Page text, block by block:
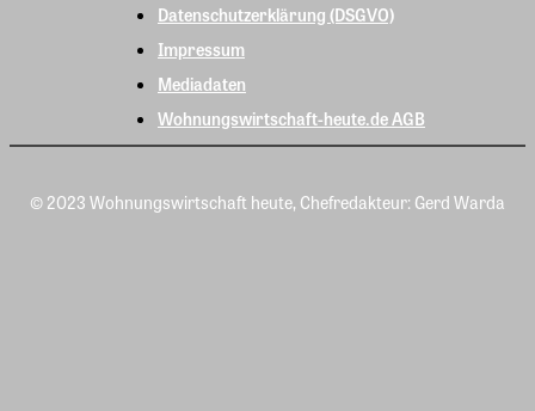
Datenschutzerklärung (DSGVO)
Impressum
Mediadaten
Wohnungswirtschaft-heute.de AGB
© 2023 Wohnungswirtschaft heute, Chefredakteur: Gerd Warda